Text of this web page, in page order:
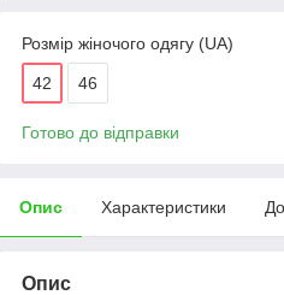
Розмір жіночого одягу (UA)
42 46
Готово до відправки
Опис Характеристики
Опис